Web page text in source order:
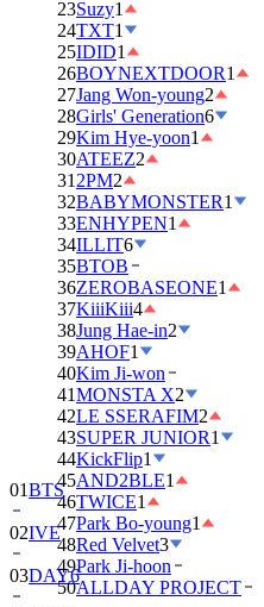
23Suzy1
24TXT1
25IDID1
26BOYNEXTDOOR1
27Jang Won-young2
28Girls' Generation6
29Kim Hye-yoon1
30ATEEZ2
31 2PM2
32BABYMONSTER1
33ENHYPEN1
34ILLIT6
35BTOB
36ZEROBASEONE1
37KiiiKiii4
38Jung Hae-in2
39AHOF1
40Kim Ji-won
41MONSTA X2
42LE SSERAFIM2
43SUPER JUNIOR1
44KickFlip1
45AND2BLE1
46TWICE1
47Park Bo-young1
48Red Velvet3
49Park Ji-hoon
50ALLDAY PROJECT
01BTS
02IVE
03DAY6